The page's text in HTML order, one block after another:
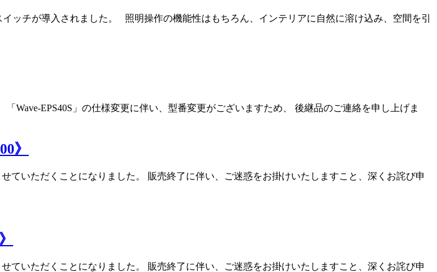
ッチが導入されました。 照明操作の機能性はもちろん、インテリアに自然に溶け込み、空間を引
Wave-EPS40S」の仕様変更に伴い、型番変更がございますため、 後継品のご連絡を申し上げま
》
ていただくことになりました。 販売終了に伴い、ご迷惑をお掛けいたしますこと、深くお詫び申
ていただくことになりました。 販売終了に伴い、ご迷惑をお掛けいたしますこと、深くお詫び申